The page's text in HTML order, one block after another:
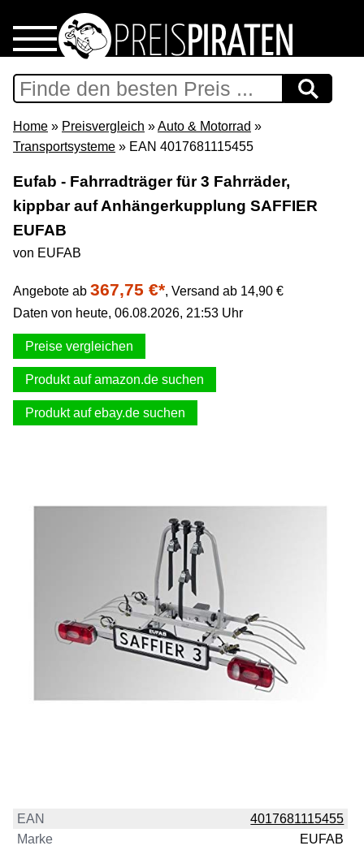
Home
Download
Support & Newsletter
Presse
Datenschutz
Impressum
Home » Preisvergleich »Auto & Motorrad »
Transportsysteme » EAN 4017681115455
Eufab - Fahrradträger für 3 Fahrräder,
kippbar auf Anhängerkupplung SAFFIER
EUFAB
von EUFAB
Angebote ab 367,75 €*, Versand ab 14,90 €
Daten von heute, 06.08.2026, 21:53 Uhr
Preise vergleichen
Produkt auf amazon.de suchen
Produkt auf ebay.de suchen
EAN
4017681115455
Marke
EUFAB